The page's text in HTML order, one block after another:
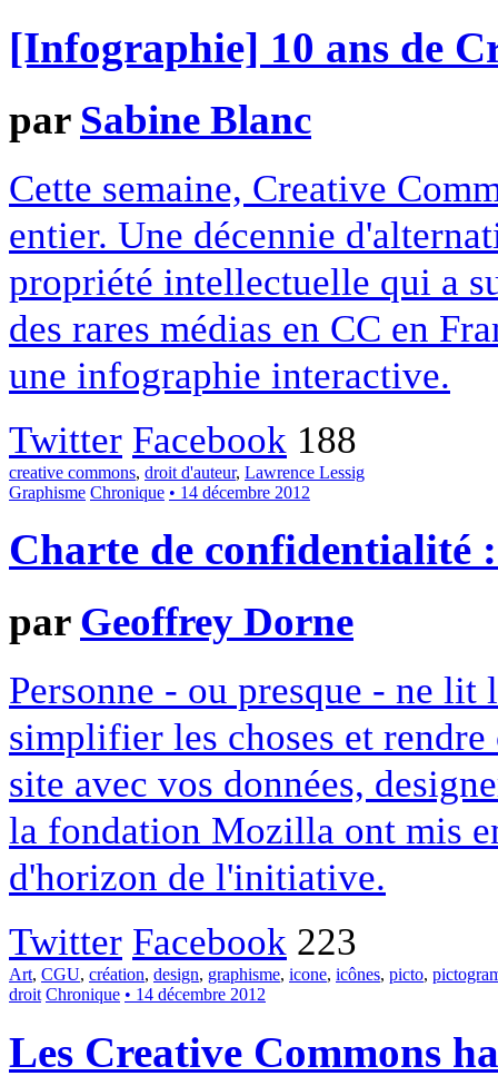
[Infographie] 10 ans de
par Sabine Blanc
Cette semaine, Creative
entier. Une décennie
propriété intellectuelle qui a
des rares médias en CC en
une infographie interactive.
Twitter Facebook 188
creative commons, droit d'auteur, Lawrence Lessig
Graphisme Chronique • 14 décembre 2012
Charte de confidentialité
par Geoffrey Dorne
Personne - ou presque - ne
simplifier les choses et
site avec vos données,
la fondation Mozilla ont mis
d'horizon de l'initiative.
Twitter Facebook 223
Art, CGU, création, design, graphisme, icone, icônes, picto,
droit Chronique • 14 décembre 2012
Les Creative Commons